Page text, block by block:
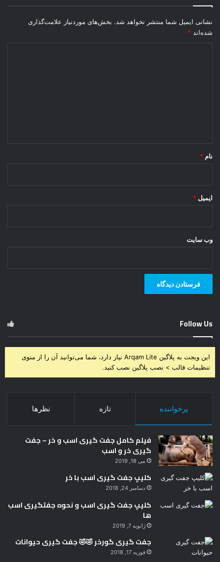
ا
و
ح
نشانی ایمیل شما منتشر نخواهد شد. بخش‌های موردنیاز علامت‌گذاری
شده‌اند *
نام *
ایمیل *
وب‌ سایت
Follow Us
این ویجت به پلاگین Arqam Lite نیاز دارد، شما می‌توانید آن را از منوی
تنظیمات قالب > نصب پلاگین نصب کنید.
پرخواننده تازه نظرها
فیلم کامل جفت گیری اسب و خر – جفت
گیری خر و اسب
می 18, 2019
کلیپ جفت گیری اسب با خر
دسامبر 24, 2018
کلیپ جفت گیری اسب و نحوه جفتگیری اسب
ها
ژانویه 7, 2019
جفت گیری گورخر 🤣🤣 جفت گیری حیوانات
فوریه 17, 2018